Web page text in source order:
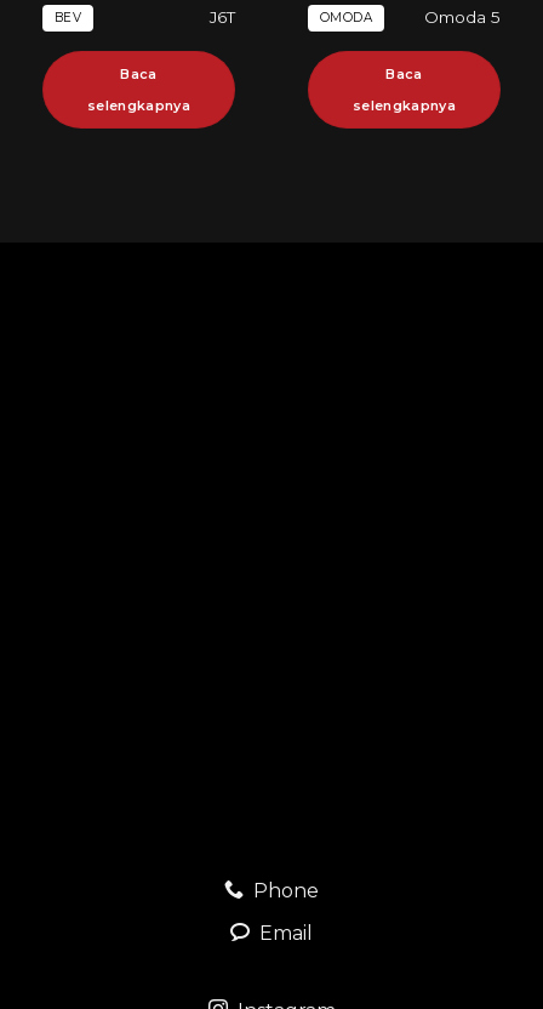
BEV J6T
Baca
selengkapnya
OMODA Omoda 5
Baca
selengkapnya
Phone
Email